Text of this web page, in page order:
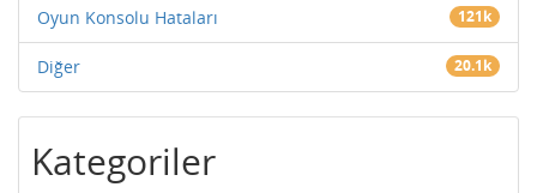
Oyun Konsolu Hataları 121k
Diğer 20.1k
Kategoriler